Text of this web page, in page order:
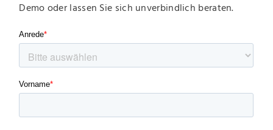
Demo oder lassen Sie sich unverbindlich beraten.